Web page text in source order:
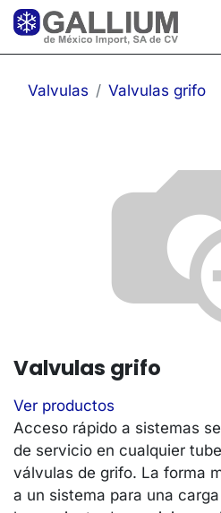
Valvulas Valvulas grifo
Valvulas grifo
Ver productos
Acceso rápido a sistemas
de servicio en cualquier
válvulas de grifo. La forma
a un sistema para una